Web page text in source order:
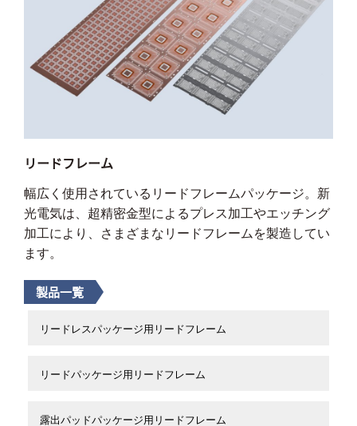
リードフレーム
幅広く使用されているリードフレームパッケージ。新
光電気は、超精密金型によるプレス加工やエッチング
加工により、さまざまなリードフレームを製造してい
ます。
製品一覧
リードレスパッケージ用リードフレーム
リードパッケージ用リードフレーム
露出パッドパッケージ用リードフレーム